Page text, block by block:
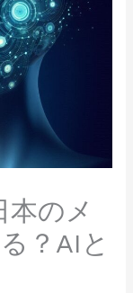
のメ
？AIと